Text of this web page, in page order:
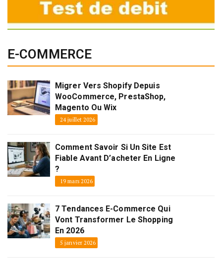
E-COMMERCE
Migrer Vers Shopify Depuis
WooCommerce, PrestaShop,
Magento Ou Wix
24 juillet 2026
Comment Savoir Si Un Site Est
Fiable Avant D’acheter En Ligne
?
19 mars 2026
7 Tendances E-Commerce Qui
Vont Transformer Le Shopping
En 2026
5 janvier 2026